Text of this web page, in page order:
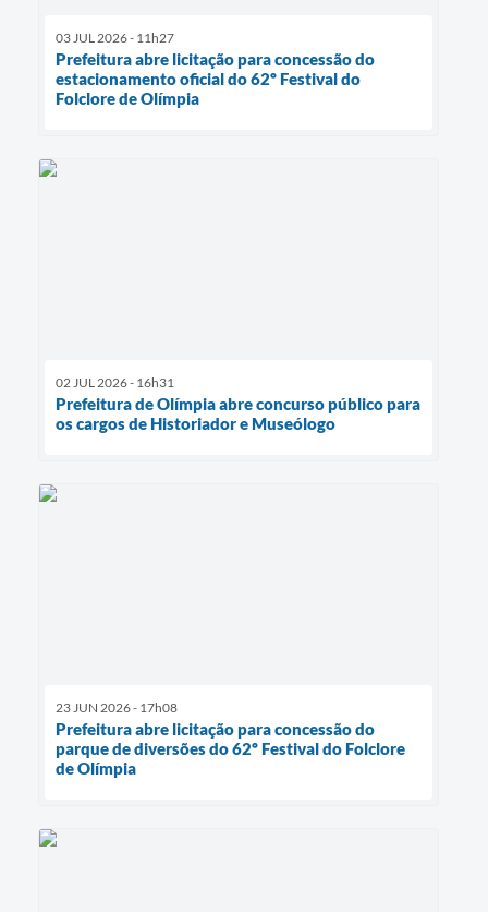
03 JUL 2026 - 11h27
Prefeitura abre licitação para concessão do
estacionamento oficial do 62º Festival do
Folclore de Olímpia
02 JUL 2026 - 16h31
Prefeitura de Olímpia abre concurso público para
os cargos de Historiador e Museólogo
23 JUN 2026 - 17h08
Prefeitura abre licitação para concessão do
parque de diversões do 62º Festival do Folclore
de Olímpia